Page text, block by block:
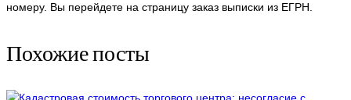
номеру. Вы перейдете на страницу заказ выписки из ЕГРН.
Похожие посты